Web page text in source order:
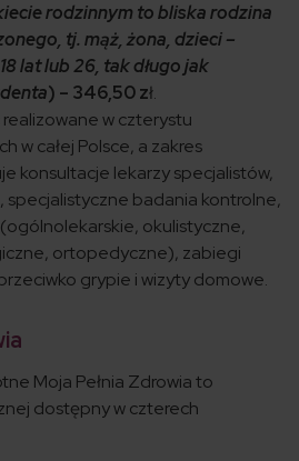
rodzinnym to bliska rodzina
tj. mąż, żona, dzieci –
lat lub 26, tak długo jak
) – 346,50 zł.
w czterystu
w całej Polsce, a zakres
konsultacje lekarzy specjalistów,
badania kontrolne,
okulistyczne,
ortopedyczne), zabiegi
grypie i wizyty domowe.
Moja Pełnia Zdrowia to
dostępny w czterech